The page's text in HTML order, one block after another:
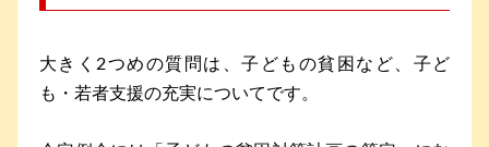
大きく2つめの質問は、子どもの貧困など、子ど
も・若者支援の充実についてです。